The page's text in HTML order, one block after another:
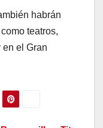
habrán
teatros,
el Gran